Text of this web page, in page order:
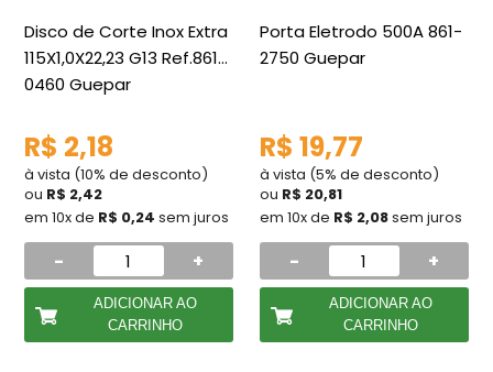
Disco de Corte Inox Extra
115X1,0X22,23 G13 Ref.861-
0460 Guepar
R$ 2,18
à vista (10% de desconto)
ou R$ 2,42
em 10x de R$ 0,24 sem juros
- +
ADICIONAR AO
CARRINHO
Porta Eletrodo 500A 861-
2750 Guepar
R$ 19,77
à vista (5% de desconto)
ou R$ 20,81
em 10x de R$ 2,08sem juros
- +
ADICIONAR AO
CARRINHO